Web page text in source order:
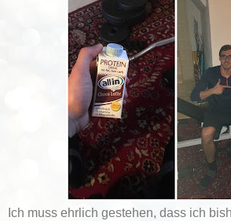
Ich muss ehrlich gestehen, dass ich